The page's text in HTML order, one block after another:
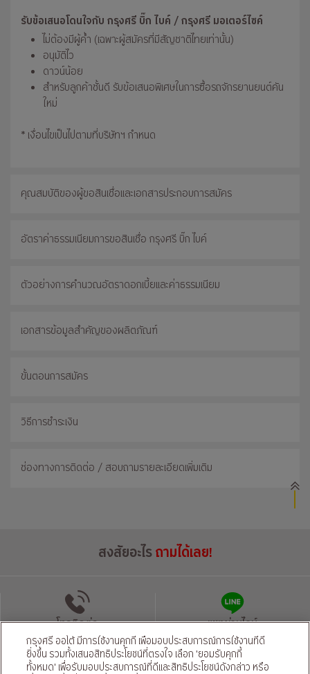
รับข้อเสนอโดนใจกับ กรุงศรี บิ๊ก ไบค์ / กรุงศรี มอเตอร์ไซค์
ไม่ต้องมีผู้ค้ำ (เฉพาะผู้สมัครที่มีสัญชาติไทยเท่านั้น)
อนุมัติไว
ดาวน์น้อย
สำหรับลูกค้าชั้นดี รับข้อเสนอพิเศษในการซื้อรถจักรยานยนต์คัน
ใหม่
* เงื่อนไขเป็นไปตามที่บริษัทฯ กำหนด
คุณสมบัติของผู้ขอสินเชื่อและเอกสารประกอบการสมัคร
อัตราค่าธรรมเนียมการขอสินเชื่อ กรุงศรี บิ๊ก ไบค์
ตัวอย่างการคำนวณอัตราดอกเบี้ยและค่าธรรมเนียม
เอกสารข้อมูลสำคัญของผลิตภัณฑ์
ขั้นตอนการสมัคร
วิธีการชำระเงิน
ช่องทางการติดต่อ / สอบถามรายละเอียดเพิ่มเติม
สงสัยอะไรถามได้เลย!
โทรติดต่อ แชทผ่านไลน์
นโยบายความเป็นส่วนตัว | นโยบายคุ้มครองข้อมูลส่วนบุคคลของผู้ให้บริการ
กรุงศรี ออโต้ มีการใช้งานคุกกี้ เพื่อมอบประสบการณ์การใช้งานที่ดี
ยิ่งขึ้น รวมทั้งเสนอสิทธิประโยชน์ที่ตรงใจ เลือก 'ยอมรับคุกกี้
ทั้งหมด' เพื่อรับมอบประสบการณ์ที่ดีและสิทธิประโยชน์ดังกล่าว หรือ